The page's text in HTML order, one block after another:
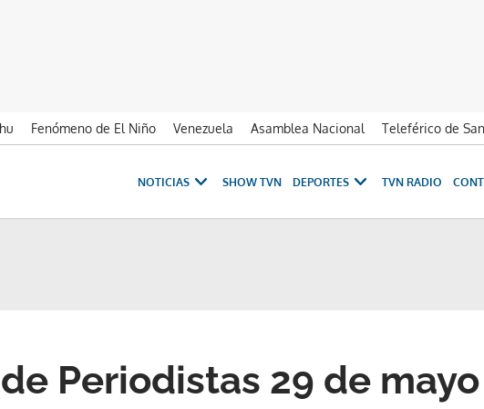
Fenómeno de El Niño Venezuela Asamblea Nacional Teleférico de
NOTICIAS SHOW TVN DEPORTES TVN RADIO
Periodistas 29 de